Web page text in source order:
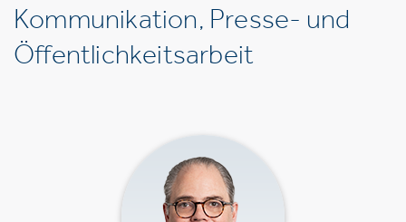
Kommunikation, Presse- und
Öffentlichkeitsarbeit